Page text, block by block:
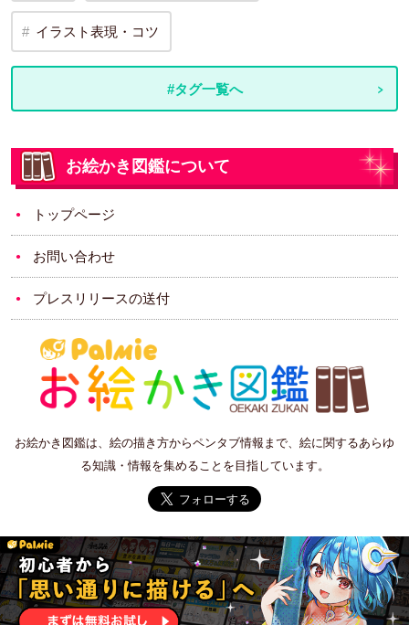
イラスト表現・コツ
#タグ一覧へ
お絵かき図鑑について
トップページ
お問い合わせ
プレスリリースの送付
お絵かき図鑑は、絵の描き方からペンタブ情報まで、絵に関するあらゆ
る知識・情報を集めることを目指しています。